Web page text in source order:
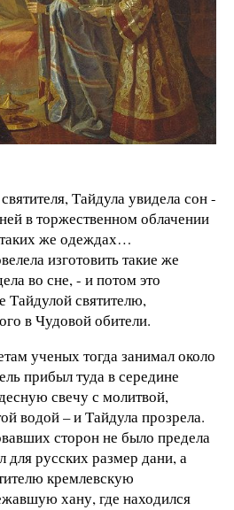
Тайдула увидела сон -
в торжественном облачении
же одеждах…
изготовить такие же
во сне, - и потом это
Тайдулой святителю,
в Чудовой обители.
ученых тогда занимал около
прибыл туда в середине
свечу с молитвой,
водой – и Тайдула прозрела.
сторон не было предела
для русских размер дани, а
кремлевскую
хану, где находился